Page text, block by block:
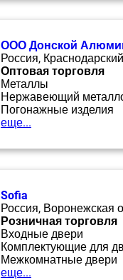
ООО Донской
Россия,
Оптовая торговля
Металлы
Нержавеющий
Погонажные изделия
еще...
Sofia
Россия, Воронежская
Розничная торговля
Входные двери
Комплектующие для
Межкомнатные двери
еще...